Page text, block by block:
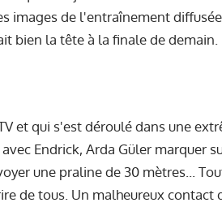
images de l'entraînement
bien la tête à la finale de demain.
et qui s'est déroulé dans une
Endrick, Arda Güler marquer
une praline de 30 mètres...
de tous. Un malheureux contact